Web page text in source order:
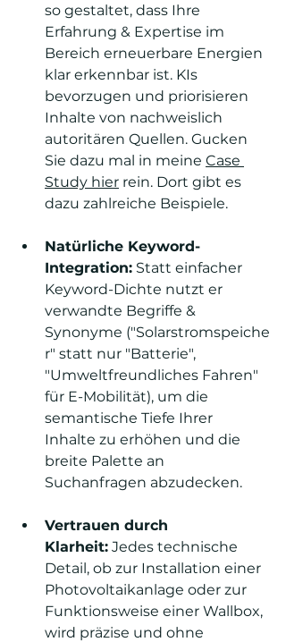
so gestaltet, dass Ihre
Erfahrung & Expertise im
Bereich erneuerbare Energien
klar erkennbar ist. KIs
bevorzugen und priorisieren
Inhalte von nachweislich
autoritären Quellen. Gucken
Sie dazu mal in meine Case
Study hier rein. Dort gibt es
dazu zahlreiche Beispiele.
Natürliche Keyword-
Integration: Statt einfacher
Keyword-Dichte nutzt er
verwandte Begriffe &
Synonyme ("Solarstromspeiche
r" statt nur "Batterie",
"Umweltfreundliches Fahren"
für E-Mobilität), um die
semantische Tiefe Ihrer
Inhalte zu erhöhen und die
breite Palette an
Suchanfragen abzudecken.
Vertrauen durch
Klarheit: Jedes technische
Detail, ob zur Installation einer
Photovoltaikanlage oder zur
Funktionsweise einer Wallbox,
wird präzise und ohne